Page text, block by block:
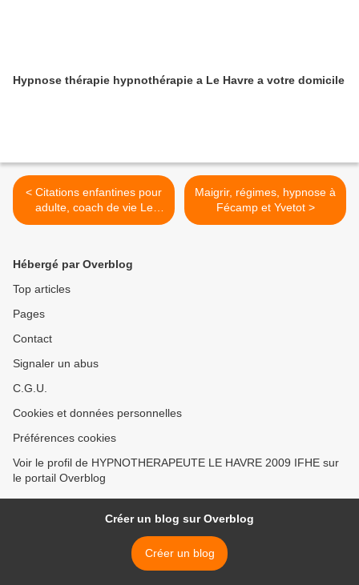
Hypnose thérapie hypnothérapie a Le Havre a votre domicile
< Citations enfantines pour
adulte, coach de vie Le
Havre
Maigrir, régimes, hypnose à
Fécamp et Yvetot >
Hébergé par Overblog
Top articles
Pages
Contact
Signaler un abus
C.G.U.
Cookies et données personnelles
Préférences cookies
Voir le profil de HYPNOTHERAPEUTE LE HAVRE 2009 IFHE sur
le portail Overblog
Créer un blog sur Overblog
Créer un blog